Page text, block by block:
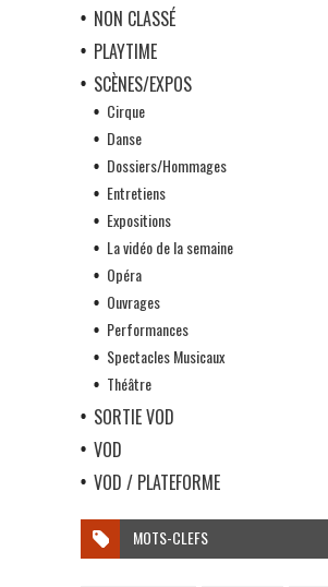
NON CLASSÉ
PLAYTIME
SCÈNES/EXPOS
Cirque
Danse
Dossiers/Hommages
Entretiens
Expositions
La vidéo de la semaine
Opéra
Ouvrages
Performances
Spectacles Musicaux
Théâtre
SORTIE VOD
VOD
VOD / PLATEFORME
MOTS-CLEFS